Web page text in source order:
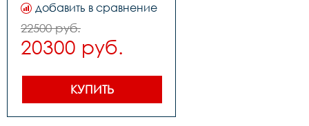
круизеры,пол-
женский,коллекция-
cruser,материал рамы:
алюминий,тип тормозов: v-
br-ободной,диаметр
жесткая,наименование
вилки- stinger,каретка- stg,
картридж, под
квадрат,покрышки- zaxis
902 cruiser
добавить в сравнение
22500 руб.
20300 руб.
КУПИТЬ